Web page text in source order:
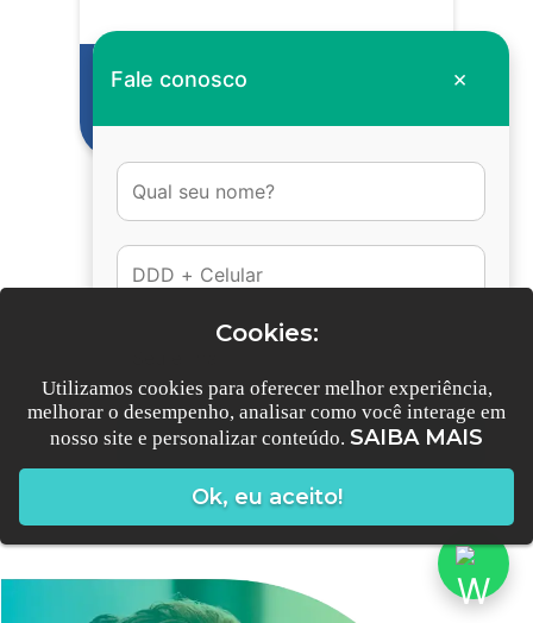
CONHEÇA MAIS
DICAS
DESCUBRA AQUI
Cookies:
Utilizamos cookies para oferecer melhor experiência,
melhorar o desempenho, analisar como você interage em
nosso site e personalizar conteúdo. SAIBA MAIS
Ok, eu aceito!
Fale conosco ×
Conversar no Whatsapp